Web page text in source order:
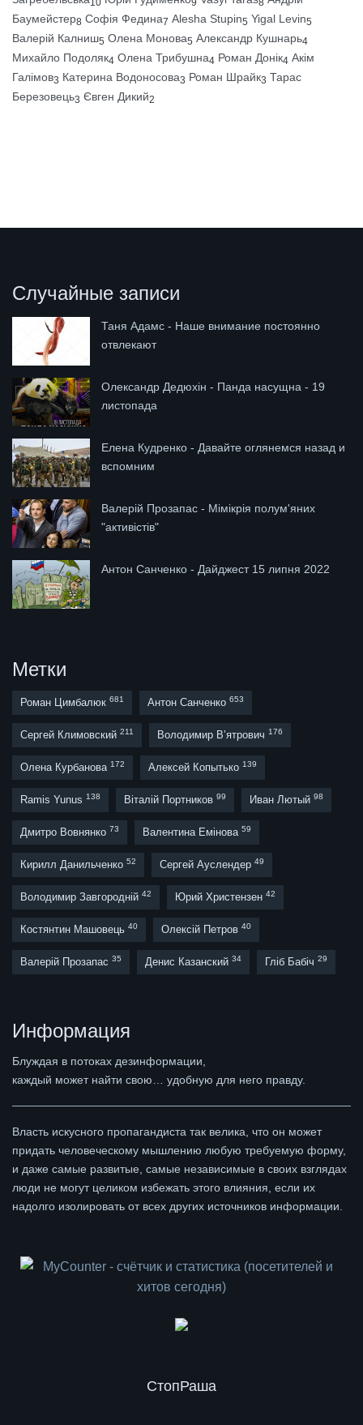
10 9 8
Баумейстер8 Софія Федина7 Alesha Stupin5 Yigal Levin5
Валерій Калниш5 Олена Монова5 Александр Кушнарь4
Михайло Подоляк4 Олена Трибушна4 Роман Донік4 Акім
Галімов3 Катерина Водоносова3 Роман Шрайк3 Тарас
Березовець3 Євген Дикий2
Случайные записи
Таня Адамс - Наше внимание постоянно
отвлекают
Олександр Дедюхін - Панда насущна - 19
листопада
Елена Кудренко - Давайте оглянемся назад и
вспомним
Валерій Прозапас - Мімікрія полум'яних
"активістів"
Антон Санченко - Дайджест 15 липня 2022
Метки
Роман Цимбалюк 681 Антон Санченко 653
Сергей Климовский 211 Володимир В’ятрович 176
Олена Курбанова 172 Алексей Копытько 139
Ramis Yunus 138 Віталій Портников 99 Иван Лютый 98
Дмитро Вовнянко 73 Валентина Емінова 59
Кирилл Данильченко 52 Сергей Ауслендер 49
Володимир Завгородній 42 Юрий Христензен 42
Костянтин Машовець 40 Олексій Петров 40
Валерій Прозапас 35 Денис Казанский 34 Гліб Бабіч 29
Информация
Блуждая в потоках дезинформации,
каждый может найти свою… удобную для него правду.
Власть искусного пропагандиста так велика, что он может
придать человеческому мышлению любую требуемую форму,
и даже самые развитые, самые независимые в своих взглядах
люди не могут целиком избежать этого влияния, если их
надолго изолировать от всех других источников информации.
СтопРаша